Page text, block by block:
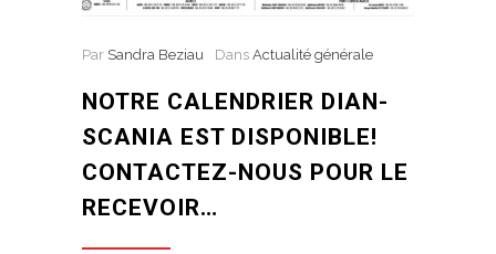
Par Sandra Beziau Dans Actualité générale
NOTRE CALENDRIER DIAN-
SCANIA EST DISPONIBLE!
CONTACTEZ-NOUS POUR LE
RECEVOIR…